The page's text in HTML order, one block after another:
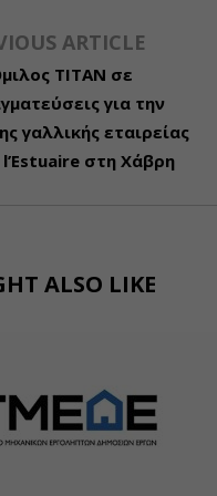
ARTICLE
ΤΙΤΑΝ σε
για την
γαλλικής εταιρείας
στη Χάβρη
ALSO LIKE